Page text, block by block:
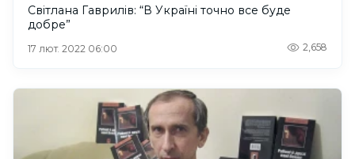
Світлана Гаврилів: “В Україні точно все буде
добре”
17 лют. 2022 06:00 2,658